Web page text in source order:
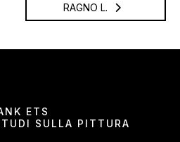
RAGNO L.
ETS
SULLA PITTURA